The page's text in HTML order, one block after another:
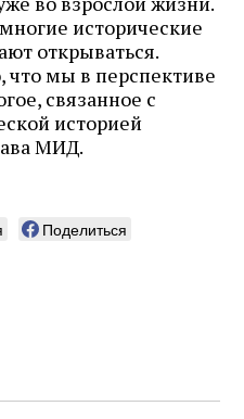
исторические
открываться.
мы в перспективе
связанное с
историей
МИД.
Поделиться